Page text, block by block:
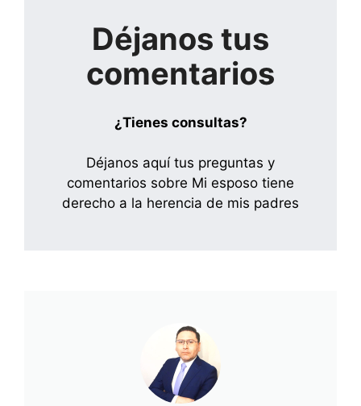
Déjanos tus
comentarios
¿Tienes consultas?
Déjanos aquí tus preguntas y
comentarios sobre Mi esposo tiene
derecho a la herencia de mis padres